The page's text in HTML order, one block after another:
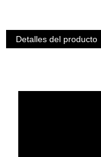
Detalles del producto